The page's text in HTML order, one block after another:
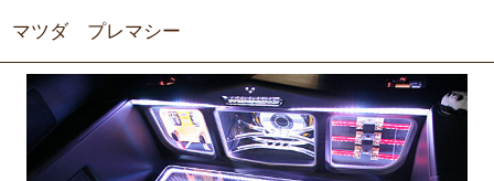
マツダ プレマシー